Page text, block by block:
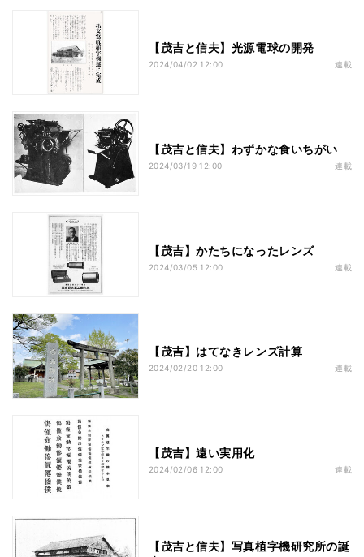
【茂吉と信夫】光源電球の開発
2024/04/02 12:00 連載
【茂吉と信夫】わずかな食いちがい
2024/03/19 12:00 連載
【茂吉】かたちになったレンズ
2024/03/05 12:00 連載
【茂吉】はてなきレンズ計算
2024/02/20 12:00 連載
【茂吉】遠い実用化
2024/02/06 12:00 連載
【茂吉と信夫】写真植字機研究所の誕